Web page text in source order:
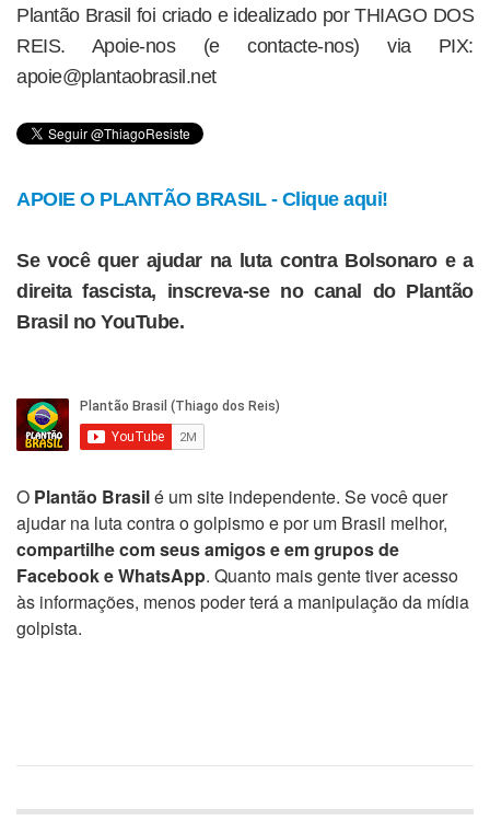
Plantão Brasil foi criado e idealizado por THIAGO DOS
REIS. Apoie-nos (e contacte-nos) via PIX:
apoie@plantaobrasil.net
APOIE O PLANTÃO BRASIL - Clique aqui!
Se você quer ajudar na luta contra Bolsonaro e a
direita fascista, inscreva-se no canal do Plantão
Brasil no YouTube.
O Plantão Brasilé um site independente. Se você quer
ajudar na luta contra o golpismo e por um Brasil melhor,
compartilhe com seus amigos e em grupos de
Facebook e WhatsApp. Quanto mais gente tiver acesso
às informações, menos poder terá a manipulação da mídia
golpista.